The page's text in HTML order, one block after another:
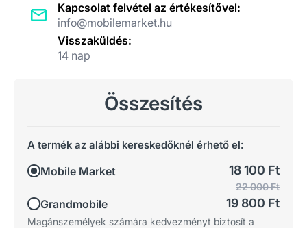
Kapcsolat felvétel az értékesítővel:
info@mobilemarket.hu
Visszaküldés:
14 nap
Összesítés
A termék az alábbi kereskedőknél érhető el:
Mobile Market 18 100 Ft
Grandmobile
22 000 Ft
19 800 Ft
Magánszemélyek számára kedvezményt biztosít a